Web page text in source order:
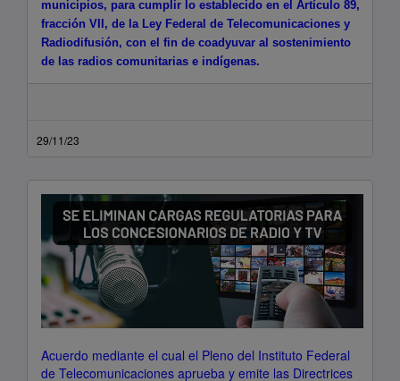
municipios, para cumplir lo establecido en el Artículo 89,
fracción VII, de la Ley Federal de Telecomunicaciones y
Radiodifusión, con el fin de coadyuvar al sostenimiento
de las radios comunitarias e indígenas.
29/11/23
Acuerdo mediante el cual el Pleno del Instituto Federal
de Telecomunicaciones aprueba y emite las Directrices